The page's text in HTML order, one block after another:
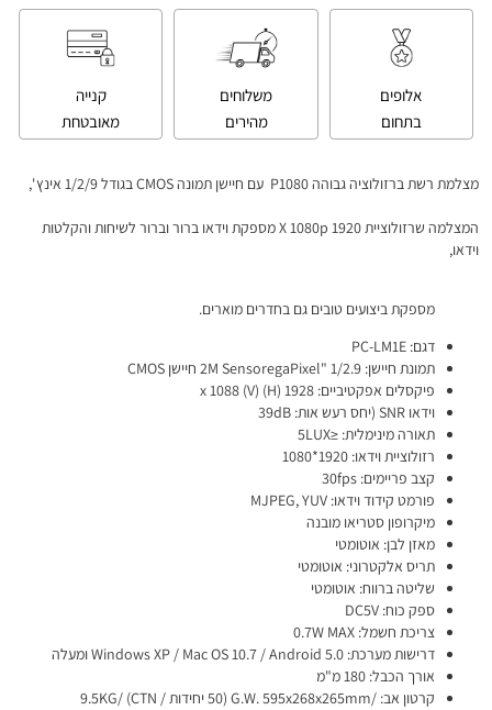
אלופים
בתחום
משלוחים
מהירים
קנייה
מאובטחת
מצלמת רשת ברזולוציה גבוהה P1080 עם חיישן תמונה CMOS בגודל 1/2/9 אינץ ',
המצלמה שרזולוציית 1920 X 1080p מספקת וידאו ברור וברור לשיחות והקלטות
וידאו,
מספקת ביצועים טובים גם בחדרים מוארים.
דגם: PC-LM1E
תמונת חיישן: 1/2.9 "2M SensoregaPixel חיישן CMOS
פיקסלים אפקטיביים: 1928 (H) x 1088 (V)
וידאו SNR (יחס רעש אות: 39dB
תאורה מינימלית: ≤5LUX
רזולוציית וידאו: 1920*1080
קצב פריימים: 30fps
פורמט קידוד וידאו: MJPEG, YUV
מיקרופון סטריאו מובנה
מאזן לבן: אוטומטי
תריס אלקטרוני: אוטומטי
שליטה ברווח: אוטומטי
ספק כוח: DC5V
צריכת חשמל: 0.7W MAX
דרישות מערכת: Windows XP / Mac OS 10.7 / Android 5.0 ומעלה
אורך הכבל: 180 מ"מ
קרטון אב: /G.W. 595x268x265mm (50 יחידות / CTN) /9.5KG